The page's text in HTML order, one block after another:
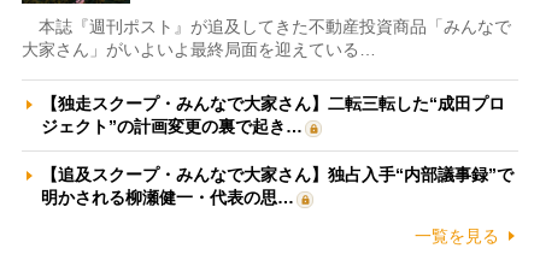
本誌『週刊ポスト』が追及してきた不動産投資商品「みんなで
大家さん」がいよいよ最終局面を迎えている…
【独走スクープ・みんなで大家さん】二転三転した“成田プロ
ジェクト”の計画変更の裏で起き…
【追及スクープ・みんなで大家さん】独占入手“内部議事録”で
明かされる柳瀬健一・代表の思…
一覧を見る